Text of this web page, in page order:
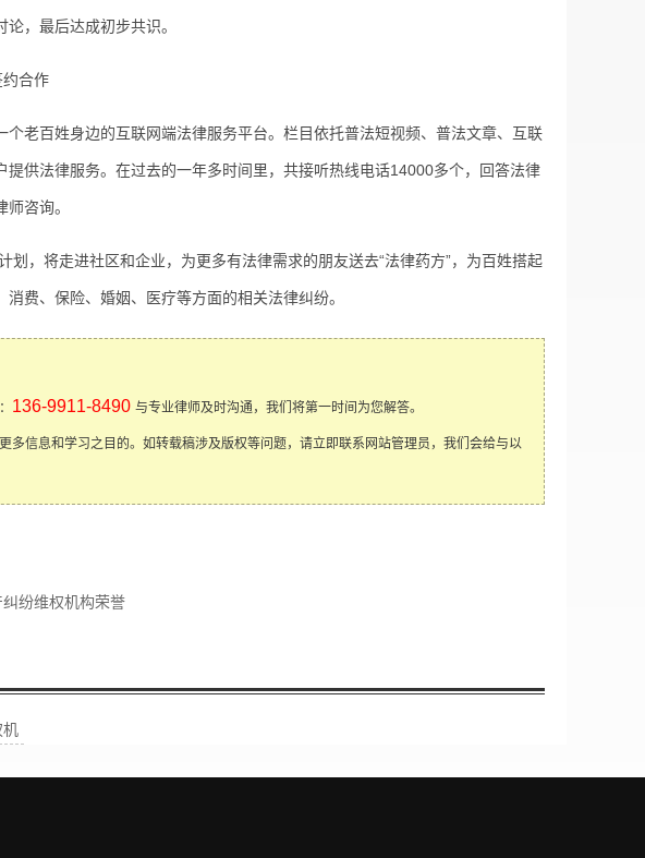
，最后达成初步共识。
百姓身边的互联网端法律服务平台。栏目依托普法短视频、普法文章、互联
供法律服务。在过去的一年多时间里，共接听热线电话14000多个，回答法律
咨询。
，将走进社区和企业，为更多有法律需求的朋友送去“法律药方”，为百姓搭起
费、保险、婚姻、医疗等方面的相关法律纠纷。
136-9911-8490 与专业律师及时沟通，我们将第一时间为您解答。
多信息和学习之目的。如转载稿涉及版权等问题，请立即联系网站管理员，我们会给与以
纷维权机构荣誉
机